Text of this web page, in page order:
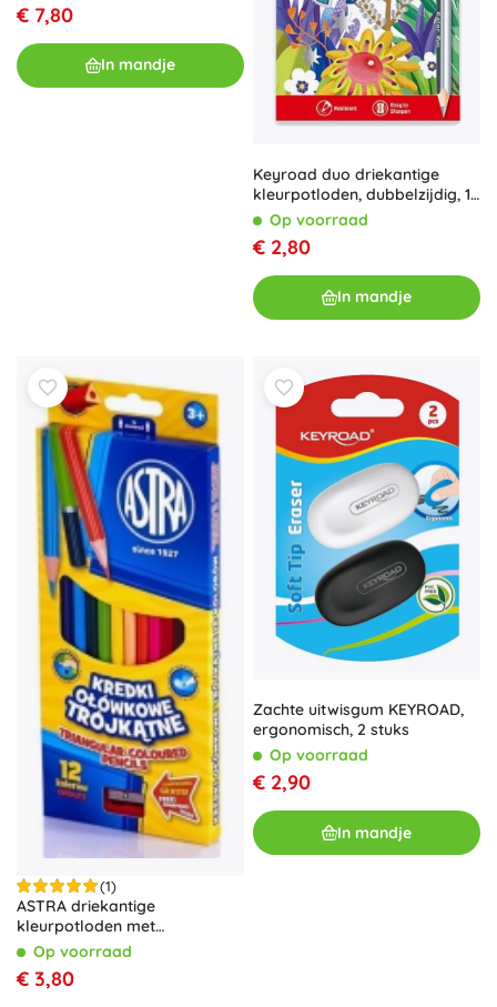
€ 7,80
In mandje
Keyroad duo driekantige
kleurpotloden, dubbelzijdig, 12
kleuren
Op voorraad
€ 2,80
In mandje
(1)
ASTRA driekantige
kleurpotloden met
puntenslijper, 12 stuks
Op voorraad
€ 3,80
Zachte uitwisgum KEYROAD,
ergonomisch, 2 stuks
Op voorraad
€ 2,90
In mandje